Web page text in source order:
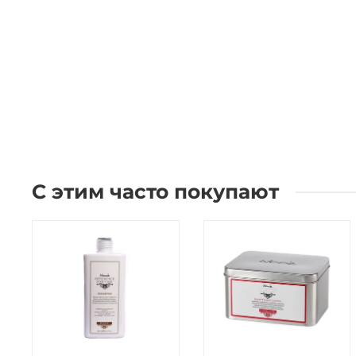
С этим часто покупают